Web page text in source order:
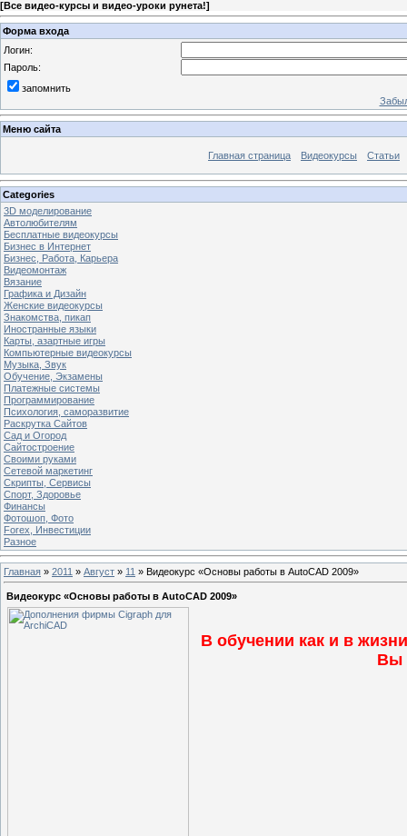
[Все видео-курсы и видео-уроки рунета!]
Форма входа
Логин:
Пароль:
запомнить
Меню сайта
Главная страница Видеокурсы Статьи
Categories
3D моделирование
Автолюбителям
Бесплатные видеокурсы
Бизнес в Интернет
Бизнес, Работа, Карьера
Видеомонтаж
Вязание
Графика и Дизайн
Женские видеокурсы
Знакомства, пикап
Иностранные языки
Карты, азартные игры
Компьютерные видеокурсы
Музыка, Звук
Обучение, Экзамены
Платежные системы
Программирование
Психология, саморазвитие
Раскрутка Сайтов
Cад и Огород
Сайтостроение
Своими руками
Сетевой маркетинг
Скрипты, Сервисы
Спорт, Здоровье
Финансы
Фотошоп, Фото
Forex, Инвестиции
Разное
Главная » 2011 » Август » 11 » Видеокурс «Основы работы в AutoCAD 2009»
Видеокурс «Основы работы в AutoCAD 2009»
В обучении как и в
Вы